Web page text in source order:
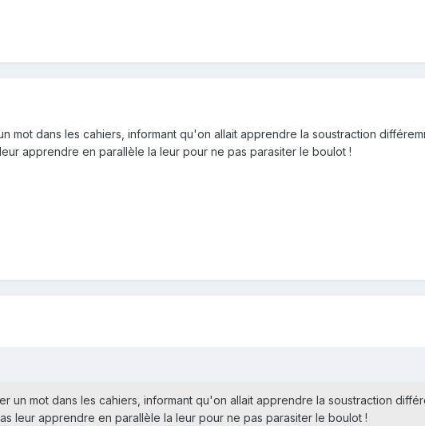
mot dans les cahiers, informant qu'on allait apprendre la soustraction
apprendre en parallèle la leur pour ne pas parasiter le boulot !
un mot dans les cahiers, informant qu'on allait apprendre la soustraction
leur apprendre en parallèle la leur pour ne pas parasiter le boulot !